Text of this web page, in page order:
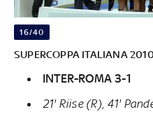
16/40
SUPERCOPPA ITALIANA 2010
INTER-ROMA 3-1
21' Riise (R), 41'